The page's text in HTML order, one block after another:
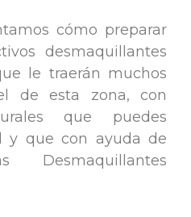
cómo preparar
desmaquillantes
le traerán muchos
de esta zona, con
que puedes
y que con ayuda de
Desmaquillantes